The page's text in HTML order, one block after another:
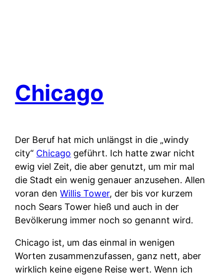
Chicago
Der Beruf hat mich unlängst in die „windy
city“ Chicago geführt. Ich hatte zwar nicht
ewig viel Zeit, die aber genutzt, um mir mal
die Stadt ein wenig genauer anzusehen. Allen
voran denWillis Tower, der bis vor kurzem
noch Sears Tower hieß und auch in der
Bevölkerung immer noch so genannt wird.
Chicago ist, um das einmal in wenigen
Worten zusammenzufassen, ganz nett, aber
wirklich keine eigene Reise wert. Wenn ich